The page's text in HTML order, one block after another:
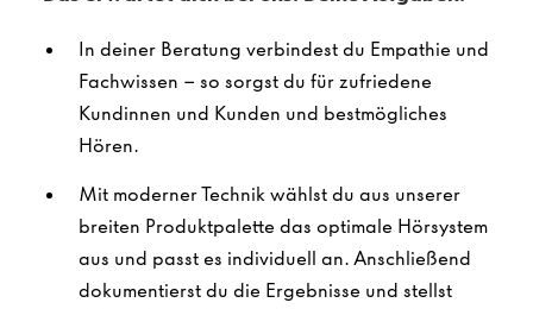
In deiner Beratung verbindest du Empathie und
Fachwissen – so sorgst du für zufriedene
Kundinnen und Kunden und bestmögliches
Hören.
Mit moderner Technik wählst du aus unserer
breiten Produktpalette das optimale Hörsystem
aus und passt es individuell an. Anschließend
dokumentierst du die Ergebnisse und stellst